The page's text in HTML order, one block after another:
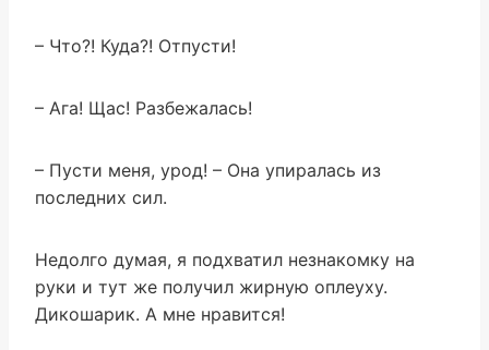
– Что?! Куда?! Отпусти!
– Ага! Щас! Разбежалась!
– Пусти меня, урод! – Она упиралась из
последних сил.
Недолго думая, я подхватил незнакомку на
руки и тут же получил жирную оплеуху.
Дикошарик. А мне нравится!